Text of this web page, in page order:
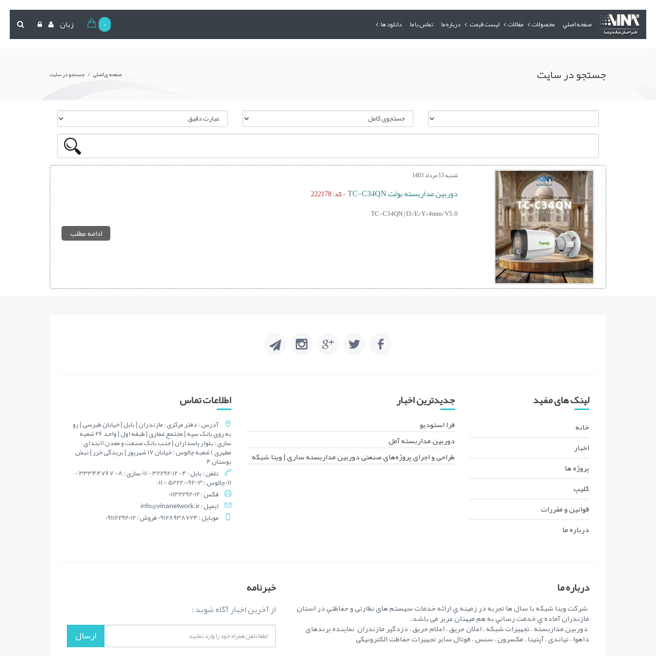
صفحه اصلي محصولات مقالات لیست قیمت درباره ما تماس با ما دانلود ها 0 زبان
جستجو در سایت صفحه ی اصلی / جستجو در سایت
شنبه 13 مرداد 1403
دوربین مداربسته بولت TC-C34QN - کد: 222178
TC-C34QN | I3/E/Y/4mm/V5.0
ادامه مطلب
لینک های مفید
خانه
اخبار
پروژه ها
کليپ
قوانين و مقررات
درباره ما
جدیدترین اخبار
فرا استودیو
دوربین مداربسته آمل
طراحی و اجرای پروژه‌های صنعتی دوربین مداربسته ساری | وینا شبکه
اطلاعات تماس
آدرس : دفتر مرکزی : مازندران | بابل | خیابان طبرسی | رو
به روی بانک سپه | مجتمع غفاری | طبقه اول | واحد 26 شعبه
ساری : بلوار پاسداران | جنب بانک صنعت و معدن (ابتدای
مطهری ) شعبه چالوس : خیابان 17 شهریور | بریدگی خزر | نبش
بوستان 4
تلفن : بابل : 4- 32292012 - 011,ساری : 8- 33344767 -
011,چالوس : 3-0092 5222 - 011
فکس : 01132292012
ايميل : info@vinanetwork.ir
موبايل : 09128938724, فروش : 09112292012
درباره ما
شرکت وينا شبکه با سال ها تجربه در زمينه ي ارائه خدمات سیستم های نظارتی و حفاظتي در استان
مازندران آماده ي خدمت رساني به هم ميهنان عزيز می باشد.
دوربین مداربسته ، تجهیزات شبکه ، اعلان حریق ، اعلام حریق ، دزدگیر مازندران نماینده برندهای
داهوا ، تیاندی ، آپتینا ، مکسرون ، سنس ، فوتال سایر تجهیزات حفاظت الکترونیکی
خبرنامه
از آخرین اخبار آگاه شوید :
ارسال